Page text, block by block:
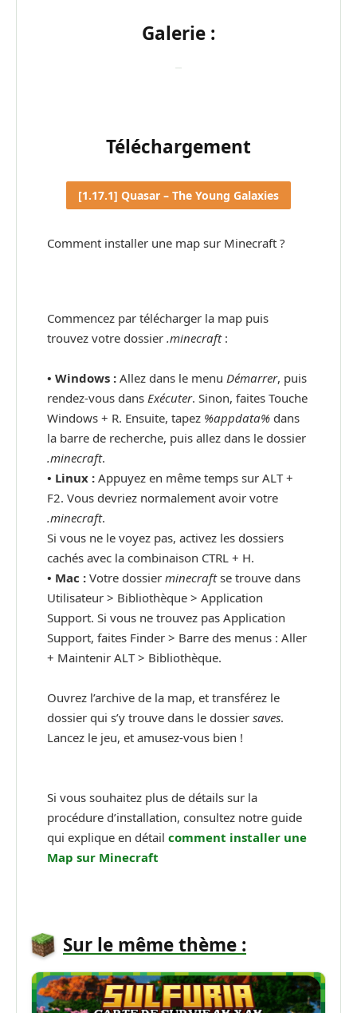
Galerie :
Téléchargement
[1.17.1] Quasar – The Young Galaxies
Comment installer une map sur Minecraft ?
Commencez par télécharger la map puis
trouvez votre dossier .minecraft:
• Windows : Allez dans le menu Démarrer, puis
rendez-vous dans Exécuter. Sinon, faites Touche
Windows + R. Ensuite, tapez %appdata% dans
la barre de recherche, puis allez dans le dossier
.minecraft.
• Linux : Appuyez en même temps sur ALT +
F2. Vous devriez normalement avoir votre
.minecraft.
Si vous ne le voyez pas, activez les dossiers
cachés avec la combinaison CTRL + H.
• Mac : Votre dossier minecraftse trouve dans
Utilisateur > Bibliothèque > Application
Support. Si vous ne trouvez pas Application
Support, faites Finder > Barre des menus : Aller
+ Maintenir ALT > Bibliothèque.
Ouvrez l’archive de la map, et transférez le
dossier qui s’y trouve dans le dossier saves.
Lancez le jeu, et amusez-vous bien !
Si vous souhaitez plus de détails sur la
procédure d’installation, consultez notre guide
qui explique en détail comment installer une
Map sur Minecraft
Sur le même thème :